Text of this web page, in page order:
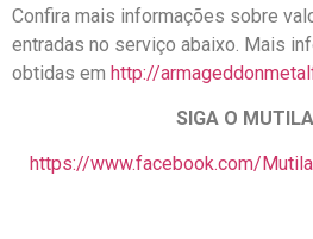
Confira mais informações sobre
entradas no serviço abaixo. Mais
obtidas em http://
SIGA O
https://www.facebook.com/